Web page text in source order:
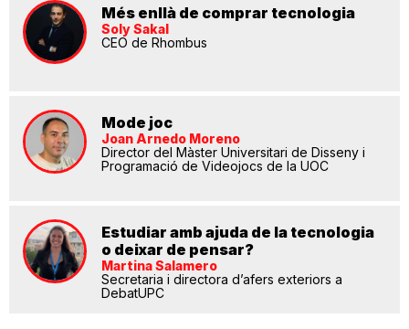
Més enllà de comprar tecnologia
Soly Sakal
CEO de Rhombus
Mode joc
Joan Arnedo Moreno
Director del Màster Universitari de Disseny i
Programació de Videojocs de la UOC
Estudiar amb ajuda de la tecnologia
o deixar de pensar?
Martina Salamero
Secretaria i directora d’afers exteriors a
DebatUPC